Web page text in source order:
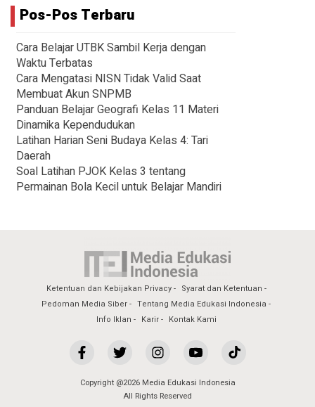
Pos-Pos Terbaru
Cara Belajar UTBK Sambil Kerja dengan
Waktu Terbatas
Cara Mengatasi NISN Tidak Valid Saat
Membuat Akun SNPMB
Panduan Belajar Geografi Kelas 11 Materi
Dinamika Kependudukan
Latihan Harian Seni Budaya Kelas 4: Tari
Daerah
Soal Latihan PJOK Kelas 3 tentang
Permainan Bola Kecil untuk Belajar Mandiri
Ketentuan dan Kebijakan Privacy
Syarat dan Ketentuan
Pedoman Media Siber
Tentang Media Edukasi Indonesia
Info Iklan
Karir Kontak Kami
Copyright @2026 Media Edukasi Indonesia
All Rights Reserved